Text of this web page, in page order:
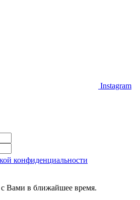
Instagram
конфиденциальности
Вами в ближайшее время.